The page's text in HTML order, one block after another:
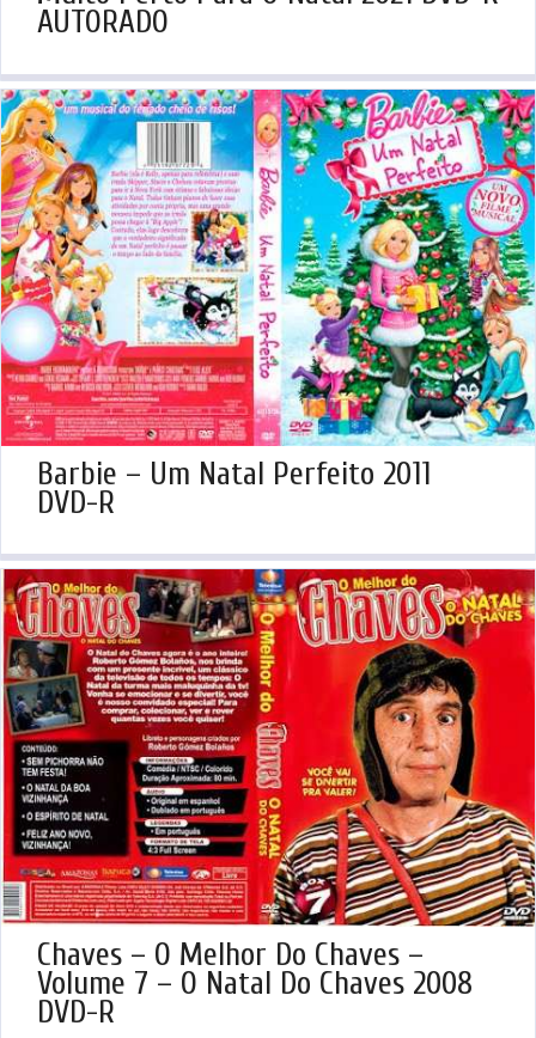
AUTORADO
Barbie – Um Natal Perfeito 2011
DVD-R
Chaves – O Melhor Do Chaves –
Volume 7 – O Natal Do Chaves 2008
DVD-R